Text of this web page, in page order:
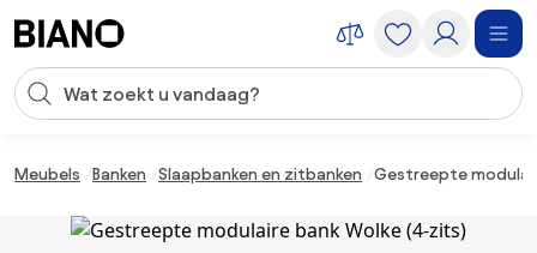
Zoekopdracht invoeren
Meubels Banken Slaapbanken en zitbanken Gestreepte